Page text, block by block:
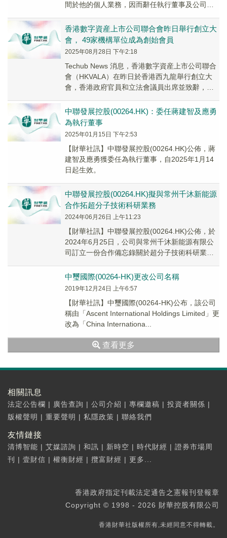
間於他的個人業務，因而辭任執行董事及公司聯
香港數字資産上市公司聯合會昨日舉行創立大
會， 49家機構單位成為創始會員
2025年08月28日 下午2:18
Techub News 消息，香港數字資産上市公司聯合
會（HKVALA）在昨日於香港西九龍舉行創立大
會，香港政府官員和立法會議員出席並致辭，京
中聯發展控股(00264.HK)：委任蔣建智及應勇
為執行董事
2025年01月15日 下午2:53
【財華社訊】中聯發展控股(00264.HK)公佈，蔣
建智及應勇獲委任為執行董事，自2025年1月14
日起生效。
中聯發展控股(00264.HK)擬與常州千沐新能源
合作拓超分子技術科研業務
2024年06月26日 上午11:23
【財華社訊】中聯發展控股(00264.HK)公佈，於
2024年6月25日，公司與常州千沐新能源有限公
司訂立一份合作備忘錄關於超分子技術科研業務
中璽國際(00264-HK)更改公司名稱
2019年12月24日 上午6:57
【財華社訊】中璽國際(00264-HK)公布，該公司
稱由「Ascent International Holdings Limited」更
改為「China Internationa...
查看更多
相關訊息
法定公告欄 | 廣告查詢 | 公司介紹 | 專欄邀稿 | 投資者關係 |
版權聲明 | 重要聲明 | 私隱政策 | 聯絡我們
友情鏈接
清博智能 | 艾媒諮詢 | 和訊 | 新時空 | 時代財經 | 證券市場周
刊
| 壹財信 | 權衡財經 | 攬富財經 | 更多...
香港政府指定刊載法定通告之憲報刊登報章
Copyright © 1998 - 2026 財華控股有限公司
香港財華社版權所有,未經同意不得轉載。